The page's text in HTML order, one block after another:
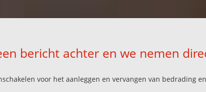
bericht achter en we nemen
voor het aanleggen en vervangen van bedrading